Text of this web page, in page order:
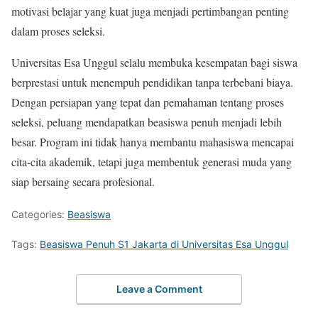
motivasi belajar yang kuat juga menjadi pertimbangan penting
dalam proses seleksi.
Universitas Esa Unggul selalu membuka kesempatan bagi siswa
berprestasi untuk menempuh pendidikan tanpa terbebani biaya.
Dengan persiapan yang tepat dan pemahaman tentang proses
seleksi, peluang mendapatkan beasiswa penuh menjadi lebih
besar. Program ini tidak hanya membantu mahasiswa mencapai
cita-cita akademik, tetapi juga membentuk generasi muda yang
siap bersaing secara profesional.
Categories: Beasiswa
Tags: Beasiswa Penuh S1 Jakarta di Universitas Esa Unggul
Leave a Comment